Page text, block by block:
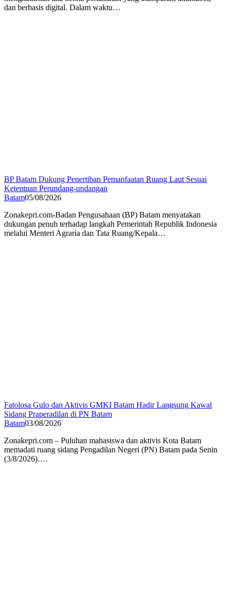
dan berbasis digital. Dalam waktu…
BP Batam Dukung Penertiban Pemanfaatan Ruang Laut Sesuai
Ketentuan Perundang-undangan
Batam05/08/2026
Zonakepri.com-Badan Pengusahaan (BP) Batam menyatakan
dukungan penuh terhadap langkah Pemerintah Republik Indonesia
melalui Menteri Agraria dan Tata Ruang/Kepala…
Fatolosa Gulo dan Aktivis GMKI Batam Hadir Langsung Kawal
Sidang Praperadilan di PN Batam
Batam03/08/2026
Zonakepri.com – Puluhan mahasiswa dan aktivis Kota Batam
memadati ruang sidang Pengadilan Negeri (PN) Batam pada Senin
(3/8/2026)….